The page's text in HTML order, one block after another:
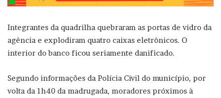
Integrantes da quadrilha quebraram as portas de vidro da
agência e explodiram quatro caixas eletrônicos. O
interior do banco ficou seriamente danificado.
Segundo informações da Polícia Civil do município, por
volta da 1h40 da madrugada, moradores próximos à